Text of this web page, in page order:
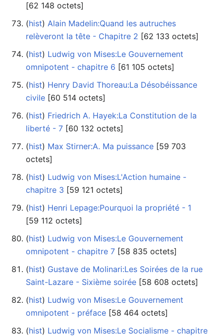
‎[62 148 octets]
(hist) ‎ Alain Madelin:Quand les autruches
relèveront la tête - Chapitre 2 ‎[62 133 octets]
(hist) ‎ Ludwig von Mises:Le Gouvernement
omnipotent - chapitre 6 ‎[61 105 octets]
(hist) ‎ Henry David Thoreau:La Désobéissance
civile ‎[60 514 octets]
(hist) ‎ Friedrich A. Hayek:La Constitution de la
liberté - 7 ‎[60 132 octets]
(hist) ‎ Max Stirner:A. Ma puissance ‎[59 703
octets]
(hist) ‎ Ludwig von Mises:L'Action humaine -
chapitre 3 ‎[59 121 octets]
(hist) ‎ Henri Lepage:Pourquoi la propriété - 1
‎[59 112 octets]
(hist) ‎ Ludwig von Mises:Le Gouvernement
omnipotent - chapitre 7 ‎[58 835 octets]
(hist) ‎ Gustave de Molinari:Les Soirées de la rue
Saint-Lazare - Sixième soirée ‎[58 608 octets]
(hist) ‎ Ludwig von Mises:Le Gouvernement
omnipotent - préface ‎[58 464 octets]
(hist) ‎ Ludwig von Mises:Le Socialisme - chapitre